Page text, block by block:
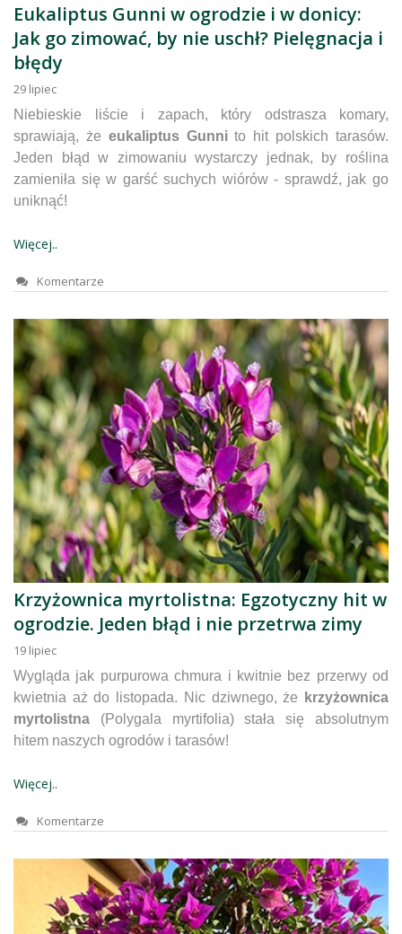
Eukaliptus Gunni w ogrodzie i w donicy:
Jak go zimować, by nie uschł? Pielęgnacja i
błędy
29 lipiec
Niebieskie liście i zapach, który odstrasza komary,
sprawiają, że eukaliptus Gunnito hit polskich tarasów.
Jeden błąd w zimowaniu wystarczy jednak, by roślina
zamieniła się w garść suchych wiórów - sprawdź, jak go
uniknąć!
Więcej..
Komentarze
Krzyżownica myrtolistna: Egzotyczny hit w
ogrodzie. Jeden błąd i nie przetrwa zimy
19 lipiec
Wygląda jak purpurowa chmura i kwitnie bez przerwy od
kwietnia aż do listopada. Nic dziwnego, że
krzyżownica
myrtolistna (Polygala myrtifolia) stała się absolutnym
hitem naszych ogrodów i tarasów!
Więcej..
Komentarze